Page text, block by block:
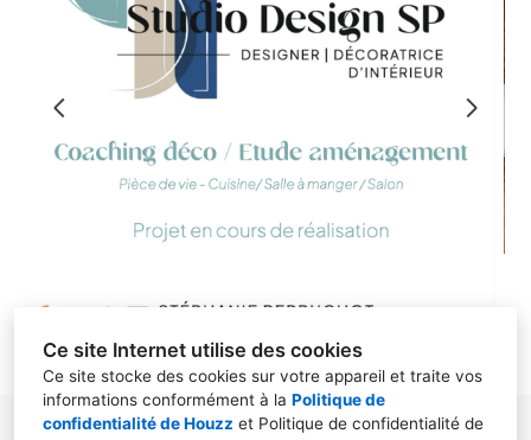
Ce site Internet utilise des cookies
Ce site stocke des cookies sur votre appareil et traite vos
informations conformément à la Politique de
confidentialité de Houzz et Politique de confidentialité de
PROJETS SIGNATURES _
RÉVÉLEZ VOTRE UNIVERS
PRESTATIONS ET TARIFS
BLOG
CONTACT